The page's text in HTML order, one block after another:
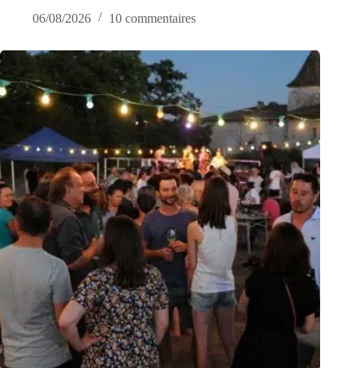
06/08/2026
10 commentaires